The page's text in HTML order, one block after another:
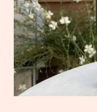
test
du
clavier
à
empreinte
digitale